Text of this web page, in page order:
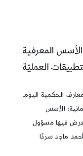
الأسس المعرفية
العمليّة
الحكمية اليوم
الأسس
فيها مسؤول
ماجد سردًا